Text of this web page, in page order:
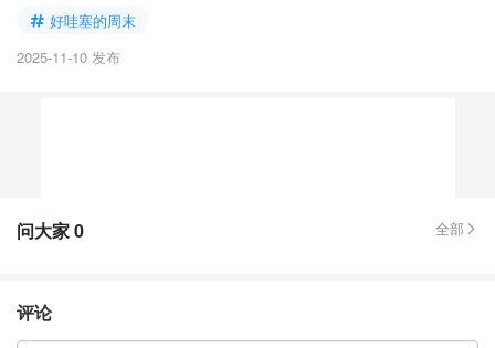
好哇塞的周末
2025-11-10 发布
问大家0 全部
评论